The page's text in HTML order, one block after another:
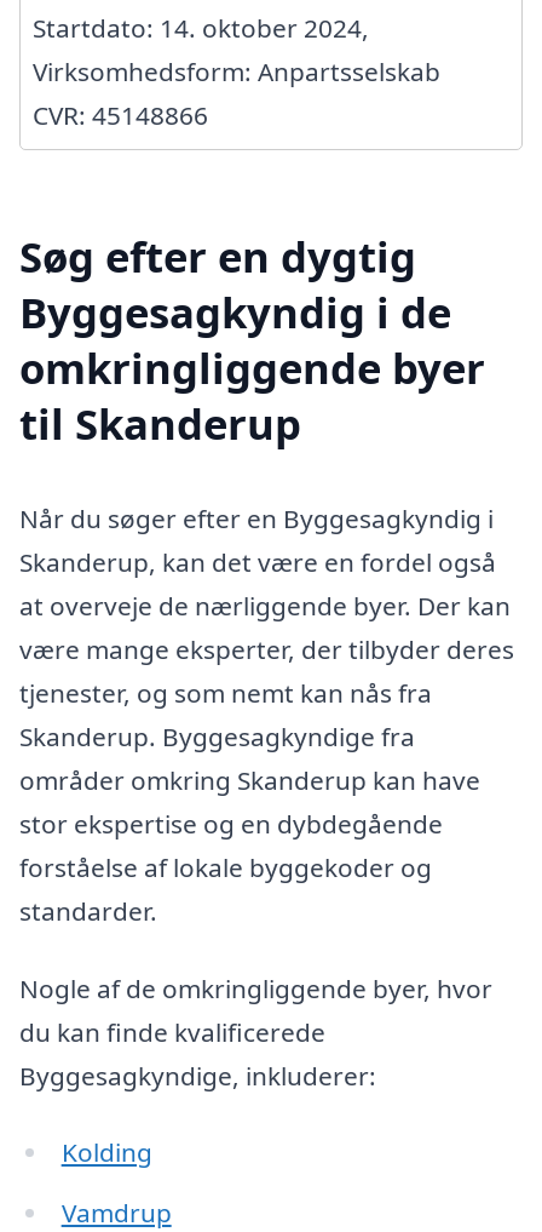
Startdato: 14. oktober 2024,
Virksomhedsform: Anpartsselskab
CVR: 45148866
Søg efter en dygtig
Byggesagkyndig i de
omkringliggende byer
til Skanderup
Når du søger efter en Byggesagkyndig i
Skanderup, kan det være en fordel også
at overveje de nærliggende byer. Der kan
være mange eksperter, der tilbyder deres
tjenester, og som nemt kan nås fra
Skanderup. Byggesagkyndige fra
områder omkring Skanderup kan have
stor ekspertise og en dybdegående
forståelse af lokale byggekoder og
standarder.
Nogle af de omkringliggende byer, hvor
du kan finde kvalificerede
Byggesagkyndige, inkluderer:
Kolding
Vamdrup